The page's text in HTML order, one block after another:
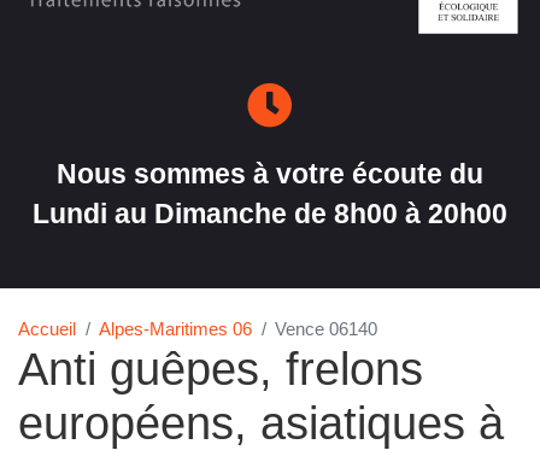
Nous sommes à votre écoute du
Lundi au Dimanche de 8h00 à 20h00
Accueil Alpes-Maritimes 06 Vence 06140
Anti guêpes, frelons
européens, asiatiques à